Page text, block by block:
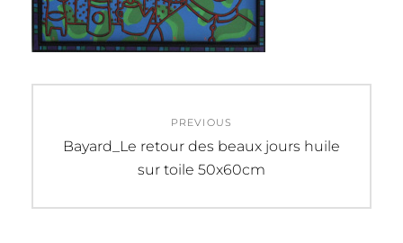
PREVIOUS
Previous
Bayard_Le retour des beaux jours huile
sur toile 50x60cm